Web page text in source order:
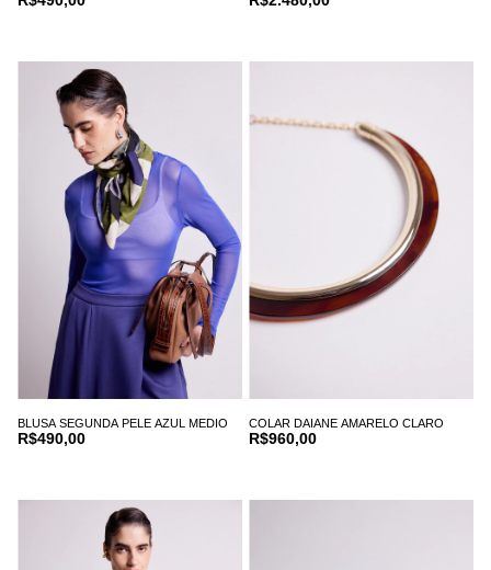
BLUSA SEGUNDA PELE AZUL MEDIO
R$490,00
COLAR DAIANE AMARELO CLARO
R$960,00